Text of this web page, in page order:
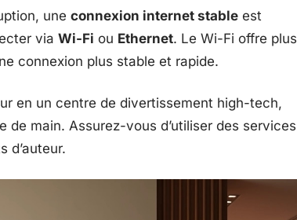
une connexion internet stable est
via Wi-Fi ou Ethernet. Le Wi-Fi offre plus
connexion plus stable et rapide.
en un centre de divertissement high-tech,
main. Assurez-vous d’utiliser des services
d’auteur.